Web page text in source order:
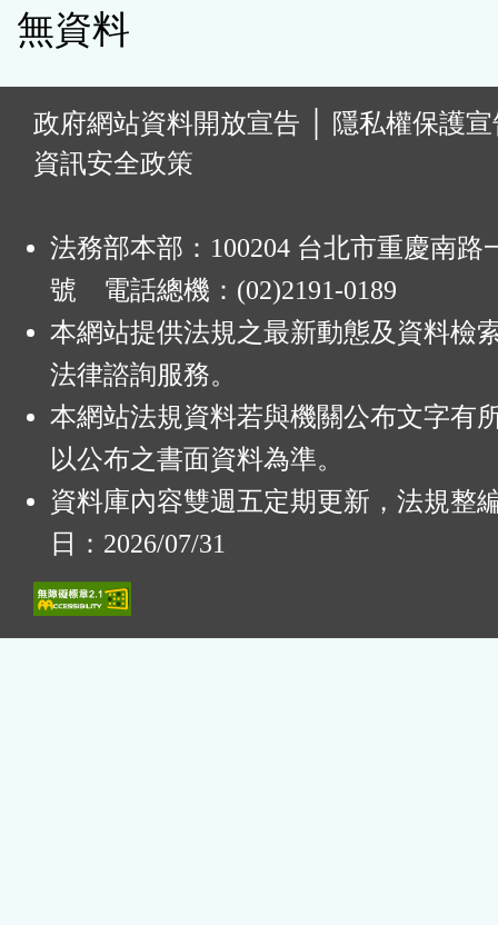
無資料
政府網站資料開放宣告
隱私權保護
資訊安全政策
法務部本部：100204 台北市重慶南路
號 電話總機：(02)2191-0189
本網站提供法規之最新動態及資料檢
法律諮詢服務。
本網站法規資料若與機關公布文字有
以公布之書面資料為準。
資料庫內容雙週五定期更新，法規整
日：2026/07/31